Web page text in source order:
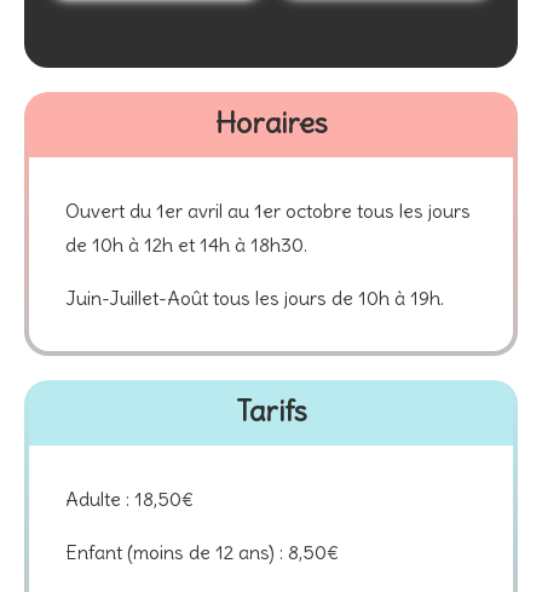
Horaires
Ouvert du 1er avril au 1er octobre tous les jours
de 10h à 12h et 14h à 18h30.
Juin-Juillet-Août tous les jours de 10h à 19h.
Tarifs
Adulte : 18,50€
Enfant (moins de 12 ans) : 8,50€